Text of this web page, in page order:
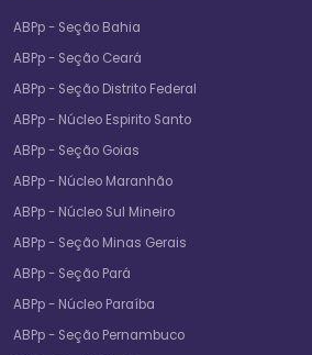
ABPp - Seção Bahia
ABPp - Seção Ceará
ABPp - Seção Distrito Federal
ABPp - Núcleo Espirito Santo
ABPp - Seção Goias
ABPp - Núcleo Maranhão
ABPp - Núcleo Sul Mineiro
ABPp - Seção Minas Gerais
ABPp - Seção Pará
ABPp - Núcleo Paraíba
ABPp - Seção Pernambuco